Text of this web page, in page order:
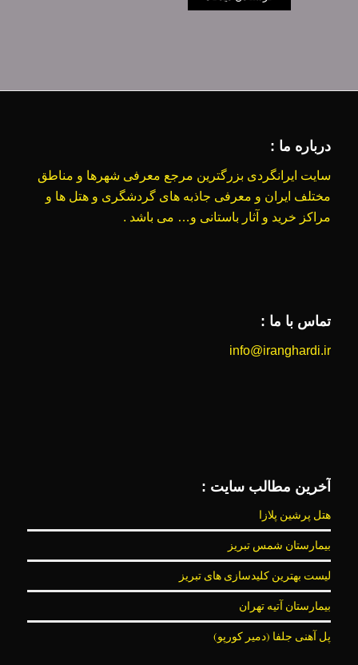
درباره ما :
سایت ایرانگردی بزرگترین مرجع معرفی شهرها و مناطق
مختلف ایران و معرفی جاذبه های گردشگری و هتل ها و
مراکز خرید و آثار باستانی و… می باشد .
تماس با ما :
info@iranghardi.ir
آخرین مطالب سایت :
هتل پرشین پلازا
بیمارستان شمس تبریز
لیست بهترین کلیدسازی های تبریز
بیمارستان آتیه تهران
پل آهنی جلفا (دمیر کورپو)